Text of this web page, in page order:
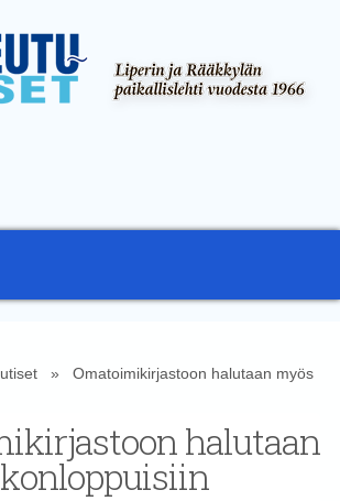
» Omatoimikirjastoon halutaan myös
halutaan